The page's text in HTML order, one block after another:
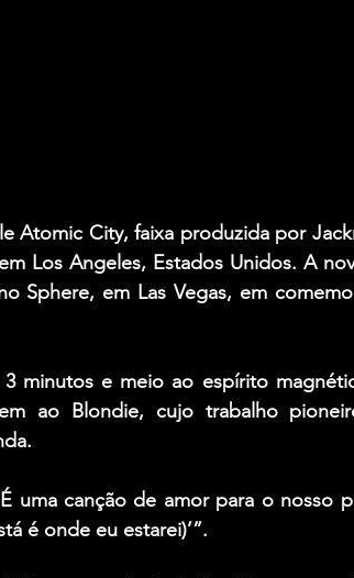
Atomic City, faixa produzida por
Los Angeles, Estados Unidos. A
Sphere, em Las Vegas, em
minutos e meio ao espírito
ao Blondie, cujo trabalho
uma canção de amor para o nosso
é onde eu estarei)’”.